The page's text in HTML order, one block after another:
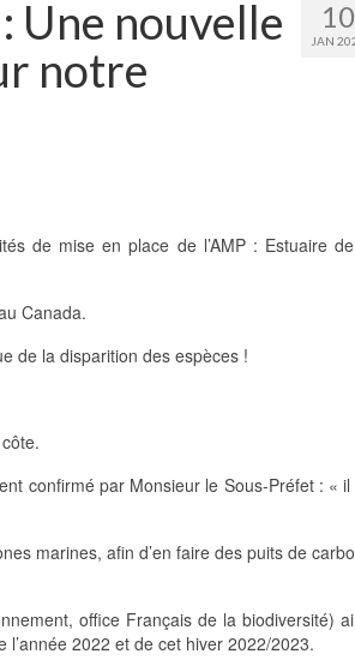
10
JAN
Une nouvelle
notre
de mise en place de l’AMP : Estuaire
Canada.
de la disparition des espèces !
confirmé par Monsieur le Sous-Préfet : « il
marines, afin d’en faire des puits de
office Français de la biodiversité)
2022 et de cet hiver 2022/2023.